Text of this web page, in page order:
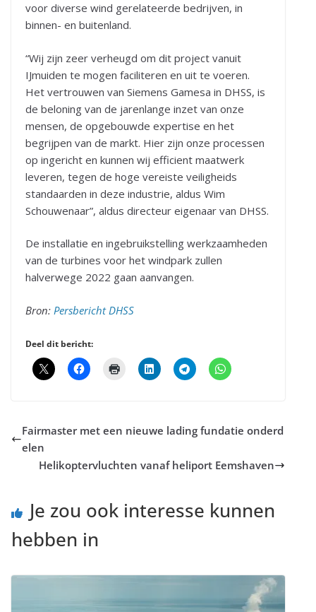
voor diverse wind gerelateerde bedrijven, in
binnen- en buitenland.
“Wij zijn zeer verheugd om dit project vanuit
IJmuiden te mogen faciliteren en uit te voeren.
Het vertrouwen van Siemens Gamesa in DHSS, is
de beloning van de jarenlange inzet van onze
mensen, de opgebouwde expertise en het
begrijpen van de markt. Hier zijn onze processen
op ingericht en kunnen wij efficient maatwerk
leveren, tegen de hoge vereiste veiligheids
standaarden in deze industrie, aldus Wim
Schouwenaar”, aldus directeur eigenaar van DHSS.
De installatie en ingebruikstelling werkzaamheden
van de turbines voor het windpark zullen
halverwege 2022 gaan aanvangen.
Bron: Persbericht DHSS
Deel dit bericht:
Fairmaster met een nieuwe lading fundatie onderd
elen
Helikoptervluchten vanaf heliport Eemshaven
Je zou ook interesse kunnen
hebben in